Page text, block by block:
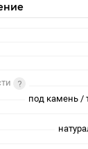
под камень /